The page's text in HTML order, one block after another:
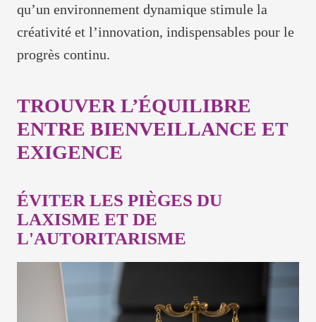
qu’un environnement dynamique stimule la
créativité et l’innovation, indispensables pour le
progrès continu.
TROUVER L’ÉQUILIBRE
ENTRE BIENVEILLANCE ET
EXIGENCE
ÉVITER LES PIÈGES DU
LAXISME ET DE
L'AUTORITARISME